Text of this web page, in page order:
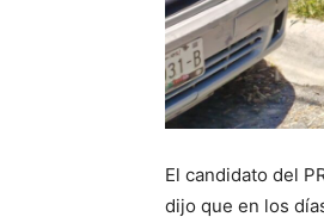
El candidato del
dijo que en los